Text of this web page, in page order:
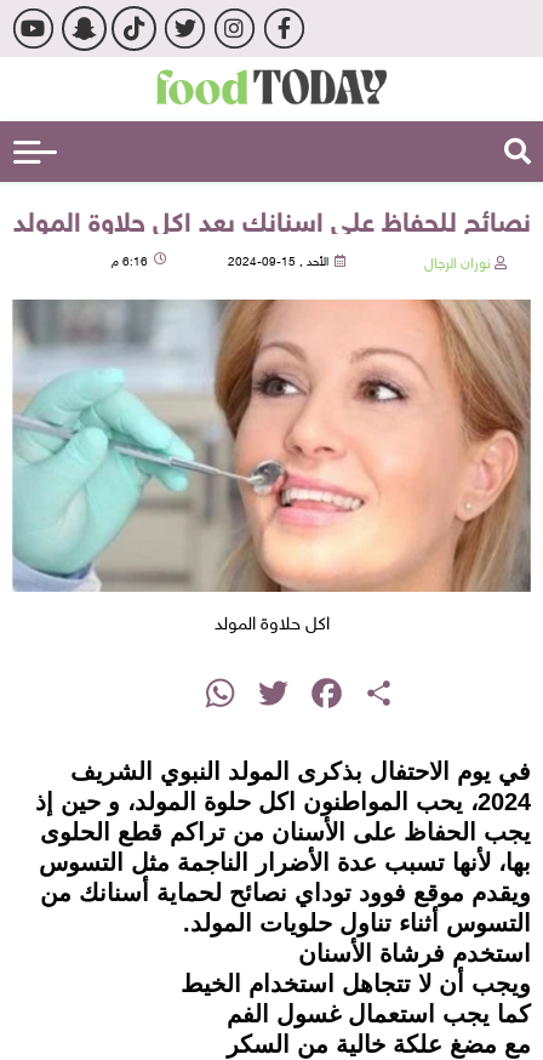
نصائح للحفاظ على اسنانك بعد اكل حلاوة المولد
نوران الرجال الأحد , 15-09-2024 6:16 م
اكل حلاوة المولد
Share
Facebook
Twitter
WhatsApp
في يوم الاحتفال بذكرى المولد النبوي الشريف
2024، يحب المواطنون اكل حلوة المولد، و حين إذ
يجب الحفاظ على الأسنان من تراكم قطع الحلوى
بها، لأنها تسبب عدة الأضرار الناجمة مثل التسوس
ويقدم موقع فوود توداي نصائح لحماية أسنانك من
التسوس أثناء تناول حلويات المولد.
استخدم فرشاة الأسنان
ويجب أن لا تتجاهل استخدام الخيط
كما يجب استعمال غسول الفم
مع مضغ علكة خالية من السكر